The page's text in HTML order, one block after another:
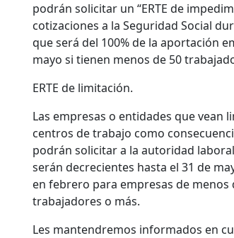
podrán solicitar un “ERTE de
cotizaciones a la Seguridad Social
que será del 100% de la aportación
mayo si tienen menos de 50
ERTE de limitación.
Las empresas o entidades que vean
centros de trabajo como
podrán solicitar a la autoridad laboral
serán decrecientes hasta el 31 de
en febrero para empresas de menos
trabajadores o más.
Les mantendremos informados en